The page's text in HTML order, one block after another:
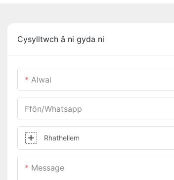
Cysylltwch â ni gyda ni
Alwai
Ffôn/whatsapp
Rhathellem
Message